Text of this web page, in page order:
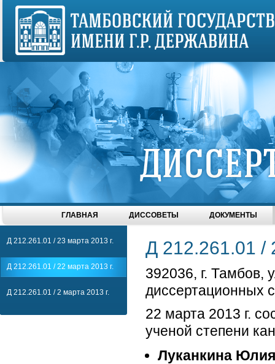
ГЛАВНАЯ ДИССОВЕТЫ ДОКУМЕНТЫ
Д 212.261.01 / 23 марта 2013 г.
Д 212.261.01 / 22 марта 2013 г.
Д 212.261.01 / 2 марта 2013 г.
Д 212.261.01 /
392036, г. Тамбов,
диссертационных
22 марта 2013 г.
ученой степени
Луканкина